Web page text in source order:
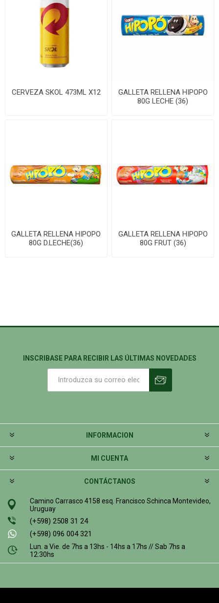
CERVEZA SKOL 473ML X12
GALLETA RELLENA HIPOPO
80G LECHE (36)
GALLETA RELLENA HIPOPO
80G D.LECHE(36)
GALLETA RELLENA HIPOPO
80G FRUT (36)
INSCRIBASE PARA RECIBIR LAS ÚLTIMAS NOVEDADES
INFORMACION
MI CUENTA
CONTÁCTANOS
Camino Carrasco 4158 esq. Francisco Schinca Montevideo,
Uruguay
(+598) 2508 31 24
(+598) 096 004 321
Lun. a Vie. de 7hs a 13hs - 14hs a 17hs // Sab 7hs a
12:30hs